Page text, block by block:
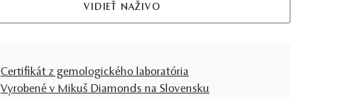
VIDIEŤ NAŽIVO
Certifikát z gemologického laboratória
Vyrobené v Mikuš Diamonds na Slovensku